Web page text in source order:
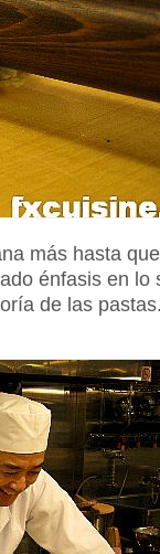
más hasta
énfasis en lo
de las